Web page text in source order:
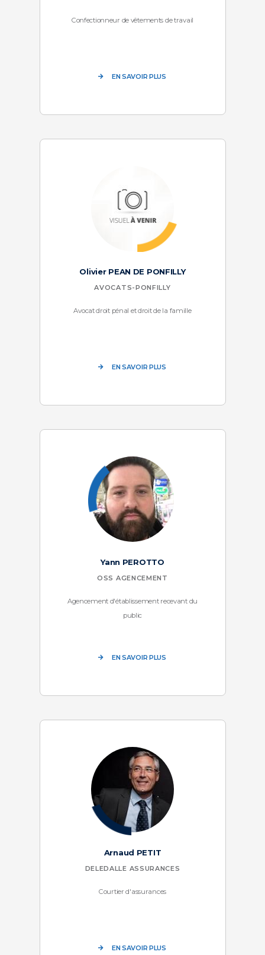
Confectionneur de vêtements de travail
EN SAVOIR PLUS
Olivier PEAN DE PONFILLY
AVOCATS-PONFILLY
Avocat droit pénal et droit de la famille
EN SAVOIR PLUS
Yann PEROTTO
OSS AGENCEMENT
Agencement d'établissement recevant du
public
EN SAVOIR PLUS
Arnaud PETIT
DELEDALLE ASSURANCES
Courtier d'assurances
EN SAVOIR PLUS